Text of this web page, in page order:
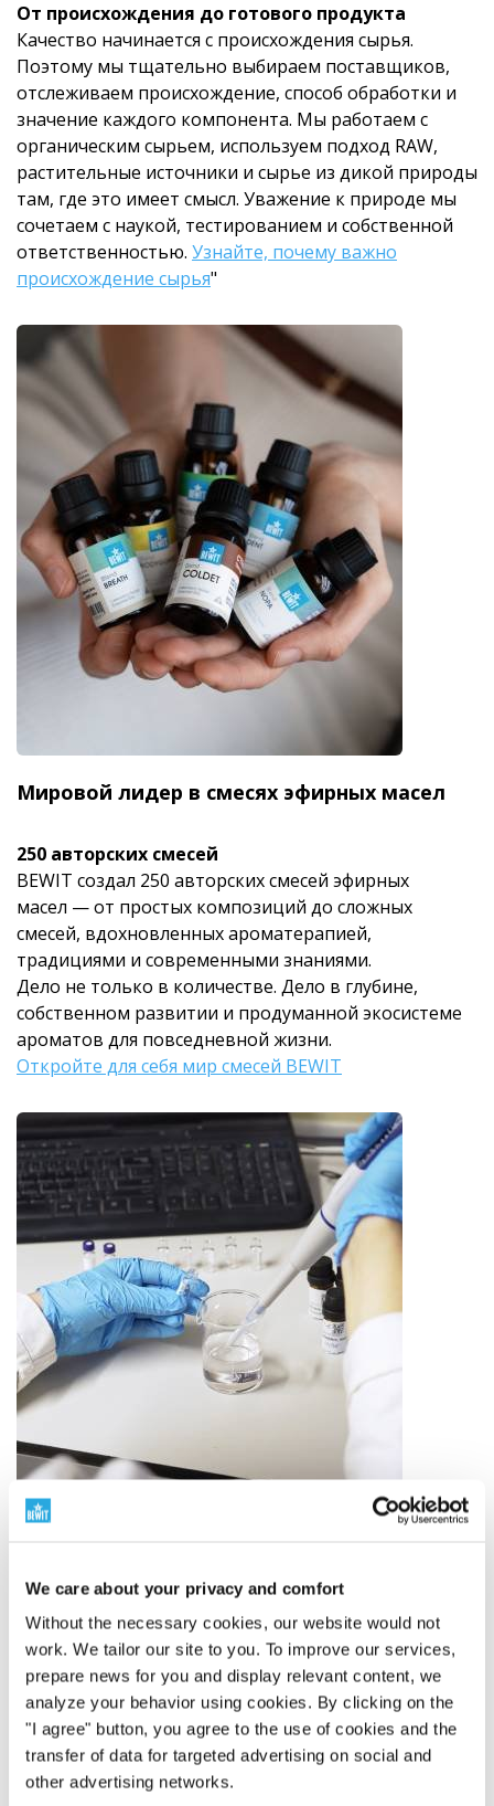
We care about your privacy and comfort
Without the necessary cookies, our website would not
work. We tailor our site to you. To improve our services,
prepare news for you and display relevant content, we
analyze your behavior using cookies. By clicking on the
"I agree" button, you agree to the use of cookies and the
transfer of data for targeted advertising on social and
other advertising networks.
От происхождения до готового продукта
Качество начинается с происхождения сырья.
Поэтому мы тщательно выбираем поставщиков,
отслеживаем происхождение, способ обработки и
значение каждого компонента. Мы работаем с
органическим сырьем, используем подход RAW,
растительные источники и сырье из дикой природы
там, где это имеет смысл. Уважение к природе мы
сочетаем с наукой, тестированием и собственной
ответственностью. Узнайте, почему важно
происхождение сырья"
Мировой лидер в смесях эфирных масел
250 авторских смесей
BEWIT создал 250 авторских смесей эфирных
масел — от простых композиций до сложных
смесей, вдохновленных ароматерапией,
традициями и современными знаниями.
Дело не только в количестве. Дело в глубине,
собственном развитии и продуманной экосистеме
ароматов для повседневной жизни.
Откройте для себя мир смесей BEWIT
Собственные разработки и лаборатории
Качество под нашим контролем
BEWIT — это не просто бренд на этикетке. Мы
производитель с собственными разработками,
производством, лабораториями, складами и
отгрузкой.
Мы сами разрабатываем, тестируем и